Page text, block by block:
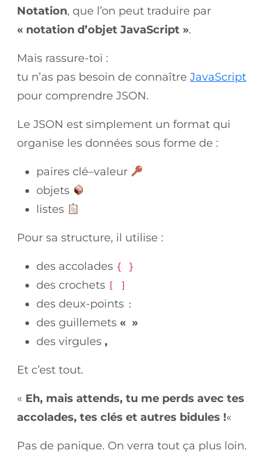
Notation, que l’on peut traduire par
« notation d’objet JavaScript ».
Mais rassure-toi :
tu n’as pas besoin de connaître JavaScript
pour comprendre JSON.
Le JSON est simplement un format qui
organise les données sous forme de :
paires clé–valeur
objets
listes
Pour sa structure, il utilise :
des accolades { }
des crochets [ ]
des deux-points :
des guillemets « »
des virgules ,
Et c’est tout.
« Eh, mais attends, tu me perds avec tes
accolades, tes clés et autres bidules !«
Pas de panique. On verra tout ça plus loin.